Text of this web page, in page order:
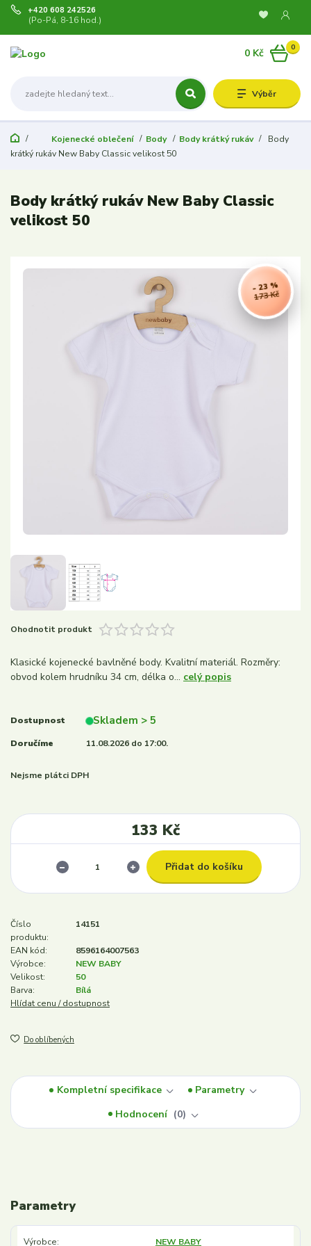
Výběr
+420 608 242526
(Po-Pá, 8-16 hod.)
0
0 Kč
Kojenecké oblečení Body Body krátký rukáv
Body
krátký rukáv New Baby Classic velikost 50
Body krátký rukáv New Baby Classic
velikost 50
173 Kč
- 23 %
Ohodnotit produkt
Klasické kojenecké bavlněné body. Kvalitní materiál. Rozměry:
obvod kolem hrudníku 34 cm, délka o... celý popis
Dostupnost Skladem > 5
Doručíme 11.08.2026 do 17:00.
Nejsme plátci DPH
133 Kč
Přidat do košíku
Číslo
produktu:
14151
EAN kód:
8596164007563
Výrobce:
NEW BABY
Velikost:
50
Barva:
Bílá
Hlídat cenu / dostupnost
Do oblíbených
Kompletní specifikace
Parametry
Hodnocení
0
Parametry
Výrobce NEW BABY